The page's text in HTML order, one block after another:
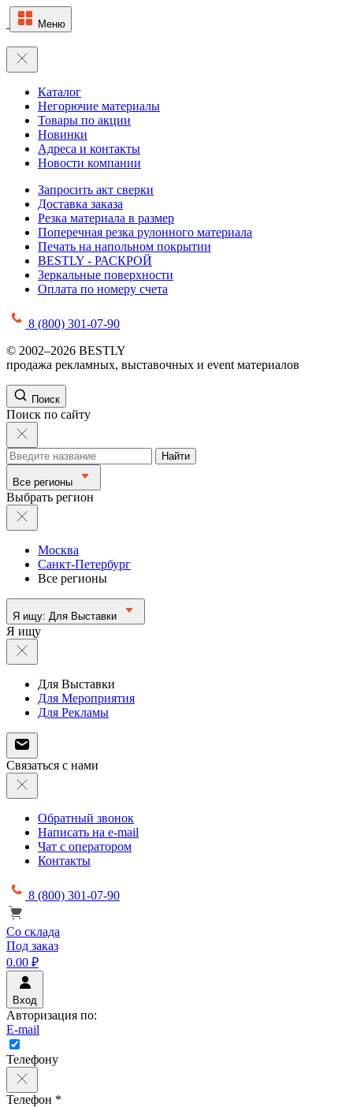
Меню
Каталог
Негорючие материалы
Товары по акции
Новинки
Адреса и контакты
Новости компании
Запросить акт сверки
Доставка заказа
Резка материала в размер
Поперечная резка рулонного материала
Печать на напольном покрытии
BESTLY - РАСКРОЙ
Зеркальные поверхности
Оплата по номеру счета
8 (800) 301-07-90
© 2002–2026 BESTLY
продажа рекламных, выставочных и event материалов
Поиск
Поиск по сайту
Найти
Все регионы
Выбрать регион
Москва
Санкт-Петербург
Все регионы
Я ищу: Для Выставки
Я ищу
Для Выставки
Для Мероприятия
Для Рекламы
Связаться с нами
Обратный звонок
Написать на e-mail
Чат с оператором
Контакты
8 (800) 301-07-90
Со склада
Под заказ
0.00 ₽
Вход
Авторизация по:
E-mail
Телефону
Телефон *